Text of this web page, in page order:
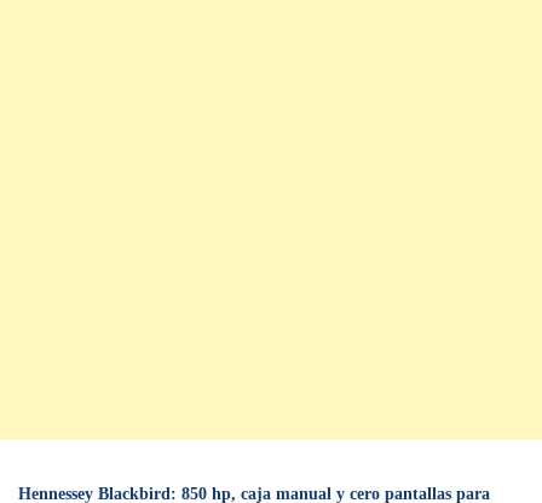
Hennessey Blackbird: 850 hp, caja manual y cero pantallas para